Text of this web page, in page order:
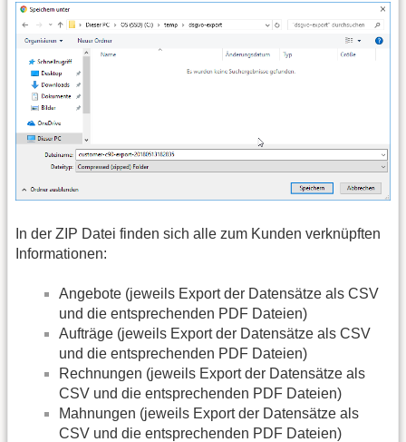
In der ZIP Datei finden sich alle zum Kunden verknüpften
Informationen:
Angebote (jeweils Export der Datensätze als CSV
und die entsprechenden PDF Dateien)
Aufträge (jeweils Export der Datensätze als CSV
und die entsprechenden PDF Dateien)
Rechnungen (jeweils Export der Datensätze als
CSV und die entsprechenden PDF Dateien)
Mahnungen (jeweils Export der Datensätze als
CSV und die entsprechenden PDF Dateien)